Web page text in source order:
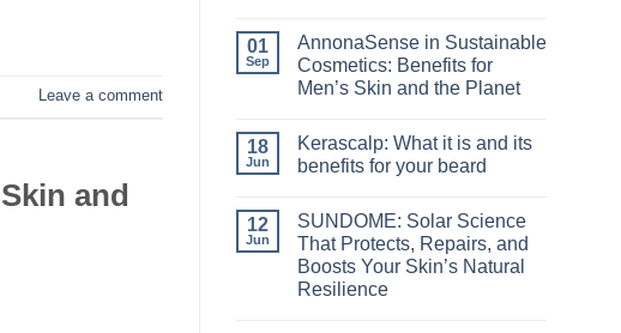
Leave a comment
and
on
The
Secret
to
Beard:
Nutrition
and
of
Facial
Hair
01
Sep
AnnonaSense in Sustainable
Cosmetics: Benefits for
Men’s Skin and the Planet
on
AnnonaSense
in
Benefits
for
Men’s
Skin
and
the
18
Jun
Kerascalp: What it is and its
benefits for your beard
on
Kerascalp:
What
it
is
and
12
Jun
SUNDOME: Solar Science
That Protects, Repairs, and
Boosts Your Skin’s Natural
Resilience